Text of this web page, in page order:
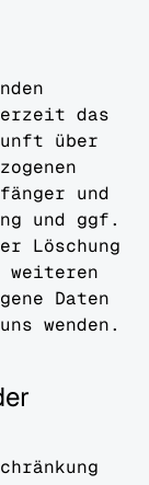
das
über
und
und ggf.
Löschung
weiteren
Daten
wenden.